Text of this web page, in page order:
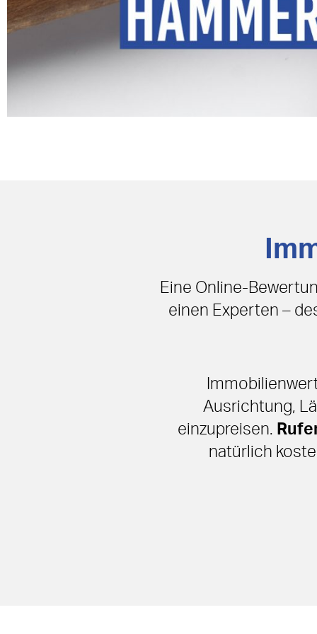
Eine Online-
einen Experten –
Ausrichtung,
einzupreisen.
natürlich